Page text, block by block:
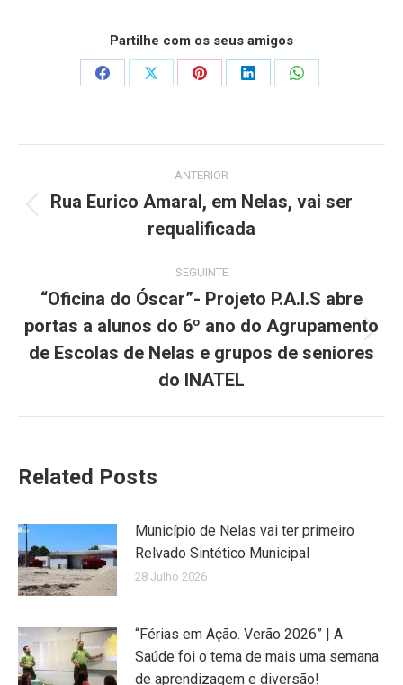
Partilhe com os seus amigos
Share
Share
Share
Share
Share
navigation
ANTERIOR
Previous
post:
Rua Eurico Amaral, em Nelas, vai ser
requalificada
SEGUINTE
post:
“Oficina do Óscar”- Projeto P.A.I.S abre
portas a alunos do 6º ano do Agrupamento
de Escolas de Nelas e grupos de seniores
do INATEL
Related Posts
Município de Nelas vai ter primeiro
Relvado Sintético Municipal
28 Julho 2026
“Férias em Ação. Verão 2026” | A
Saúde foi o tema de mais uma semana
de aprendizagem e diversão!